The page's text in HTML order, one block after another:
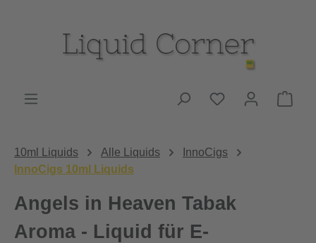
Du hast 0
10ml Liquids Alle Liquids
InnoCigs
InnoCigs 10ml Liquids
Angels in Heaven Tabak
Aroma - Liquid für E-